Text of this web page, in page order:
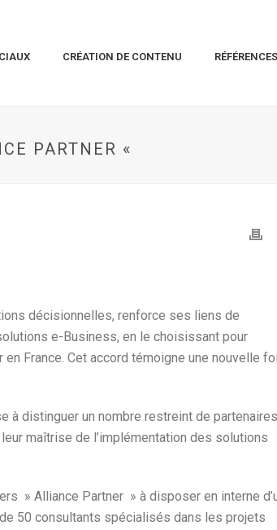
CRÉATION DE CONTENU RÉFÉRENCES
PARTNER «
décisionnelles, renforce ses liens de
e-Business, en le choisissant pour
France. Cet accord témoigne une nouvelle
à distinguer un nombre restreint de
maîtrise de l’implémentation des solutions
» Alliance Partner » à disposer en interne
50 consultants spécialisés dans les projets